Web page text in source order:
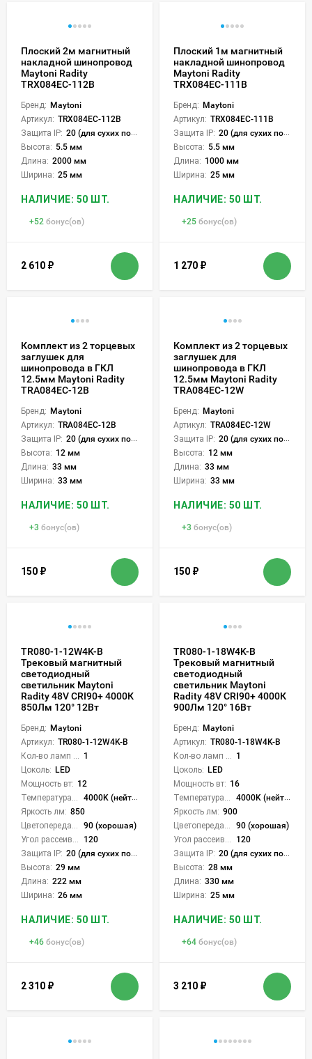
Плоский 2м магнитный
накладной шинопровод
Maytoni Radity
TRX084EC-112B
Бренд: Maytoni
Артикул: TRX084EC-112B
Защита IP: 20 (для сухих пом.)
Высота: 5.5 мм
Длина: 2000 мм
Ширина: 25 мм
НАЛИЧИЕ: 50 ШТ.
+52 бонус(ов)
2 610 ₽
Плоский 1м магнитный
накладной шинопровод
Maytoni Radity
TRX084EC-111B
Бренд: Maytoni
Артикул: TRX084EC-111B
Защита IP: 20 (для сухих пом.)
Высота: 5.5 мм
Длина: 1000 мм
Ширина: 25 мм
НАЛИЧИЕ: 50 ШТ.
+25 бонус(ов)
1 270 ₽
Комплект из 2 торцевых
заглушек для
шинопровода в ГКЛ
12.5мм Maytoni Radity
TRA084EC-12B
Бренд: Maytoni
Артикул: TRA084EC-12B
Защита IP: 20 (для сухих пом.)
Высота: 12 мм
Длина: 33 мм
Ширина: 33 мм
НАЛИЧИЕ: 50 ШТ.
+3 бонус(ов)
150 ₽
Комплект из 2 торцевых
заглушек для
шинопровода в ГКЛ
12.5мм Maytoni Radity
TRA084EC-12W
Бренд: Maytoni
Артикул: TRA084EC-12W
Защита IP: 20 (для сухих пом.)
Высота: 12 мм
Длина: 33 мм
Ширина: 33 мм
НАЛИЧИЕ: 50 ШТ.
+3 бонус(ов)
150 ₽
TR080-1-12W4K-B
Трековый магнитный
светодиодный
светильник Maytoni
Radity 48V CRI90+ 4000К
850Лм 120° 12Вт
Бренд: Maytoni
Артикул: TR080-1-12W4K-B
1
Цоколь: LED
Мощность вт: 12
4000K (нейтральный)
Яркость лм: 850
90 (хорошая)
120
Защита IP: 20 (для сухих пом.)
Высота: 29 мм
Длина: 222 мм
Ширина: 26 мм
НАЛИЧИЕ: 50 ШТ.
+46 бонус(ов)
2 310 ₽
TR080-1-18W4K-B
Трековый магнитный
светодиодный
светильник Maytoni
Radity 48V CRI90+ 4000К
900Лм 120° 16Вт
Бренд: Maytoni
Артикул: TR080-1-18W4K-B
1
Цоколь: LED
Мощность вт: 16
4000K (нейтральный)
Яркость лм: 900
90 (хорошая)
120
Защита IP: 20 (для сухих пом.)
Высота: 28 мм
Длина: 330 мм
Ширина: 25 мм
НАЛИЧИЕ: 50 ШТ.
+64 бонус(ов)
3 210 ₽